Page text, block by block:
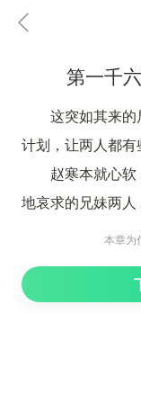
第一千
这突如其来
计划，让两人都有
赵寒本就心
地哀求的兄妹两人
但他身为大
出兵相助。
本章为